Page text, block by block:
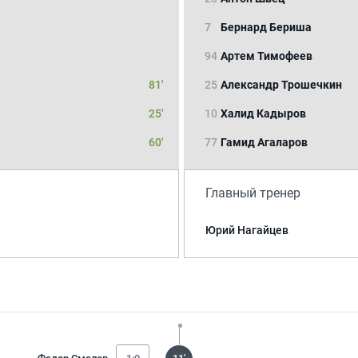
81'
25'
60'
7 Бернард Бериша
94 Артем Тимофеев
25 Александр Трошечкин
10 Халид Кадыров
77 Гамид Агаларов
Главный тренер
Юрий Нагайцев